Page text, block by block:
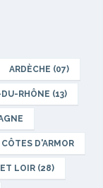
ARDÈCHE (07)
RHÔNE (13)
CÔTES D'ARMOR
ET LOIR (28)